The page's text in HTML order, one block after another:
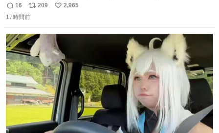
てきた、大学のサークル紹介冊子を見た時点で終わりを感
じたので、女子大でもないくせに偏差値の高い大学のイン
た。 高偏差値に行けないならせめてそれくらいした方が予
後がいいです。 https://t.co/9nMHIrETkw
返
信
16
リ
ポ
ト
数
209
い
数
2,965
17時間前